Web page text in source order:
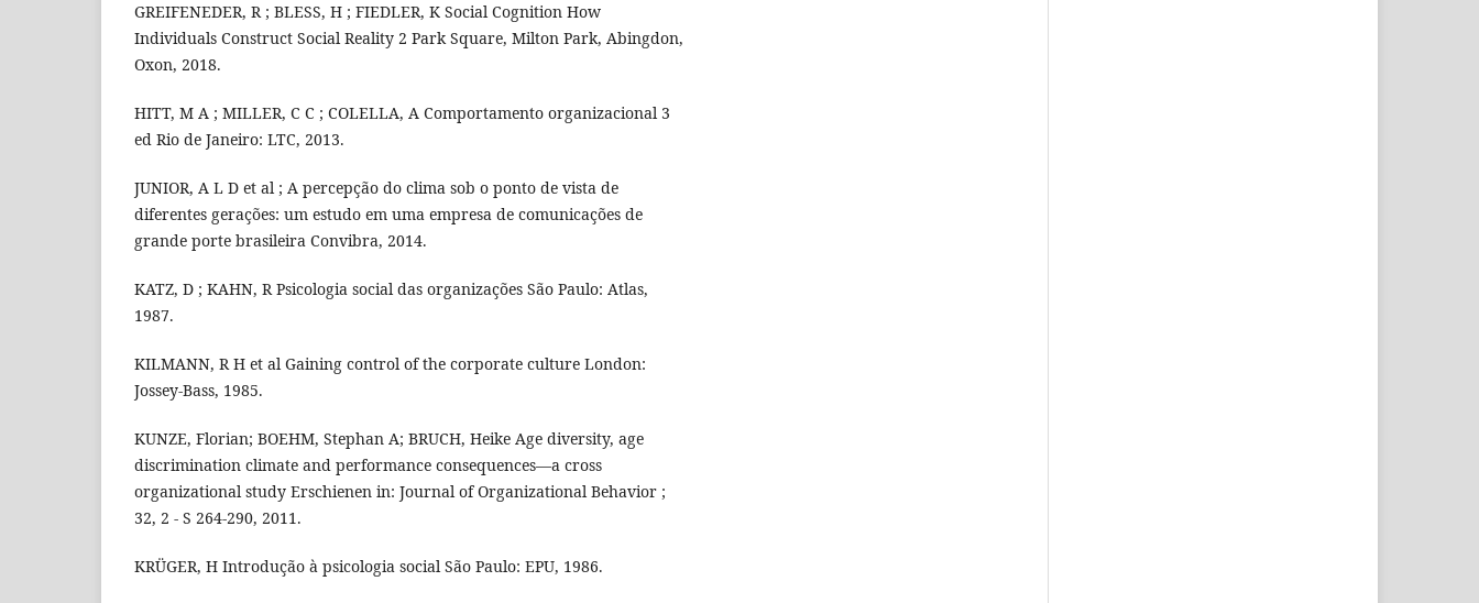
GREIFENEDER, R ; BLESS, H ; FIEDLER, K Social Cognition How
Individuals Construct Social Reality 2 Park Square, Milton Park, Abingdon,
Oxon, 2018.
HITT, M A ; MILLER, C C ; COLELLA, A Comportamento organizacional 3
ed Rio de Janeiro: LTC, 2013.
JUNIOR, A L D et al ; A percepção do clima sob o ponto de vista de
diferentes gerações: um estudo em uma empresa de comunicações de
grande porte brasileira Convibra, 2014.
KATZ, D ; KAHN, R Psicologia social das organizações São Paulo: Atlas,
1987.
KILMANN, R H et al Gaining control of the corporate culture London:
Jossey-Bass, 1985.
KUNZE, Florian; BOEHM, Stephan A; BRUCH, Heike Age diversity, age
discrimination climate and performance consequences—a cross
organizational study Erschienen in: Journal of Organizational Behavior ;
32, 2 - S 264-290, 2011.
KRÜGER, H Introdução à psicologia social São Paulo: EPU, 1986.